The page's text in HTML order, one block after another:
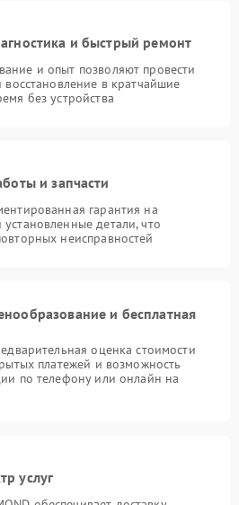
и быстрый ремонт
и опыт позволяют провести
восстановление в кратчайшие
без устройства
и запчасти
гарантия на
детали, что
неисправностей
и бесплатная
оценка стоимости
платежей и возможность
по телефону или онлайн на
услуг